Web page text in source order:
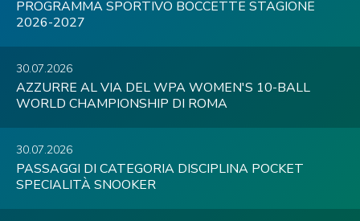
PROGRAMMA SPORTIVO BOCCETTE STAGIONE
2026-2027
30.07.2026
AZZURRE AL VIA DEL WPA WOMEN'S 10-BALL
WORLD CHAMPIONSHIP DI ROMA
30.07.2026
PASSAGGI DI CATEGORIA DISCIPLINA POCKET
SPECIALITÀ SNOOKER